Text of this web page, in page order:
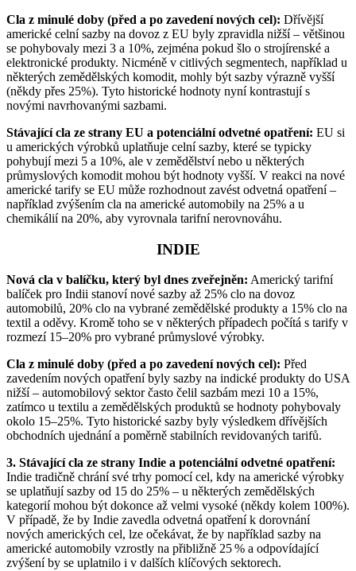
Cla z minulé doby (před a po zavedení nových cel): Dřívější
americké celní sazby na dovoz z EU byly zpravidla nižší – většinou
se pohybovaly mezi 3 a 10%, zejména pokud šlo o strojírenské a
elektronické produkty. Nicméně v citlivých segmentech, například u
některých zemědělských komodit, mohly být sazby výrazně vyšší
(někdy přes 25%). Tyto historické hodnoty nyní kontrastují s
novými navrhovanými sazbami.
Stávající cla ze strany EU a potenciální odvetné opatření: EU si
u amerických výrobků uplatňuje celní sazby, které se typicky
pohybují mezi 5 a 10%, ale v zemědělství nebo u některých
průmyslových komodit mohou být hodnoty vyšší. V reakci na nové
americké tarify se EU může rozhodnout zavést odvetná opatření –
například zvýšením cla na americké automobily na 25% a u
chemikálií na 20%, aby vyrovnala tarifní nerovnováhu.
INDIE
Nová cla v balíčku, který byl dnes zveřejněn: Americký tarifní
balíček pro Indii stanoví nové sazby až 25% clo na dovoz
automobilů, 20% clo na vybrané zemědělské produkty a 15% clo na
textil a oděvy. Kromě toho se v některých případech počítá s tarify v
rozmezí 15–20% pro vybrané průmyslové výrobky.
Cla z minulé doby (před a po zavedení nových cel): Před
zavedením nových opatření byly sazby na indické produkty do USA
nižší – automobilový sektor často čelil sazbám mezi 10 a 15%,
zatímco u textilu a zemědělských produktů se hodnoty pohybovaly
okolo 15–25%. Tyto historické sazby byly výsledkem dřívějších
obchodních ujednání a poměrně stabilních revidovaných tarifů.
3. Stávající cla ze strany Indie a potenciální odvetné opatření:
Indie tradičně chrání své trhy pomocí cel, kdy na americké výrobky
se uplatňují sazby od 15 do 25% – u některých zemědělských
kategorií mohou být dokonce až velmi vysoké (někdy kolem 100%).
V případě, že by Indie zavedla odvetná opatření k dorovnání
nových amerických cel, lze očekávat, že by například sazby na
americké automobily vzrostly na přibližně 25 % a odpovídající
zvýšení by se uplatnilo i v dalších klíčových sektorech.